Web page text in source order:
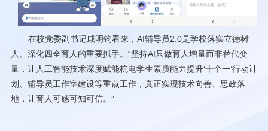
在校党委副书记戚明钧看来，AI辅导员2.0是学校落实立德树
人、深化四全育人的重要抓手。“坚持AI只做育人增量而非替代变
量，让人工智能技术深度赋能杭电学生素质能力提升‘十个一’行动计
划、辅导员工作室建设等重点工作，真正实现技术向善、思政落
地，让育人可感可知可信。”